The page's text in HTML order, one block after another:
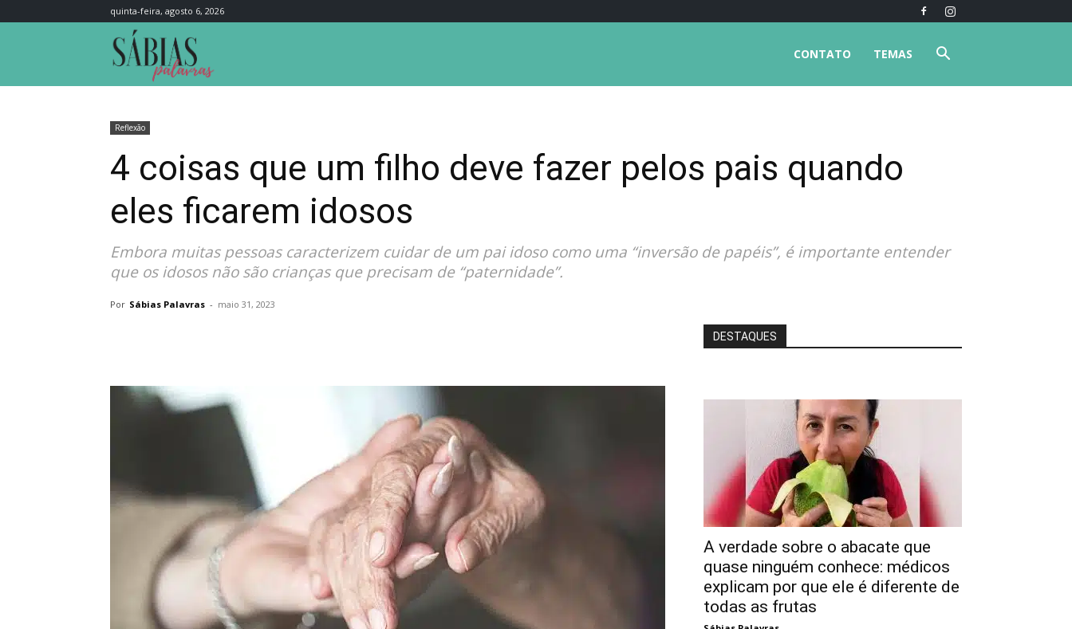
quinta-feira, agosto 6, 2026
TEMAS
CONTATO
Reflexão
4 coisas que um filho deve fazer pelos pais quando
eles ficarem idosos
Embora muitas pessoas caracterizem cuidar de um pai idoso como uma “inversão de papéis”, é importante entender
que os idosos não são crianças que precisam de “paternidade”.
Por Sábias Palavras - maio 31, 2023
DESTAQUES
A verdade sobre o abacate que
quase ninguém conhece: médicos
explicam por que ele é diferente de
todas as frutas